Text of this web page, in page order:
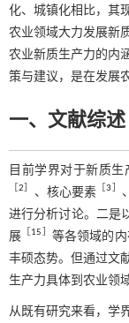
化、城镇化相比，其
农业领域大力发展新
农业新质生产力的内
策与建议，是在发展
一、文献综述
目前学界对于新质
［2］ 、核心要素 ［3］
进行分析讨论。二是
展 ［15］ 等各领域的
丰硕态势。但通过文
生产力具体到农业领
从既有研究来看，学